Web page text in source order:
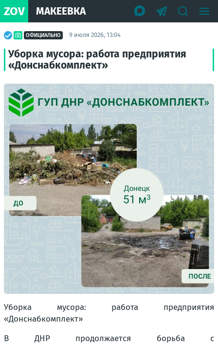
ZOV МАКЕЕВКА
ОФИЦИАЛЬНО 9 июля 2026, 13:04
Уборка мусора: работа предприятия
«Донснабкомплект»
Уборка мусора: работа предприятия
«Донснабкомплект»
В ДНР продолжается борьба с